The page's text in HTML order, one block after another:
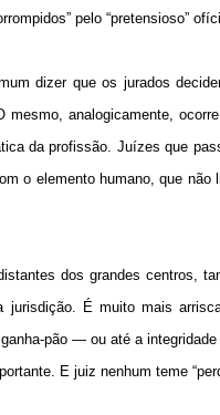
pelo “pretensioso”
dizer que os jurados
mesmo, analogicamente,
da profissão. Juízes que
o elemento humano, que
dos grandes centros,
É muito mais
pão — ou até a
E juiz nenhum teme